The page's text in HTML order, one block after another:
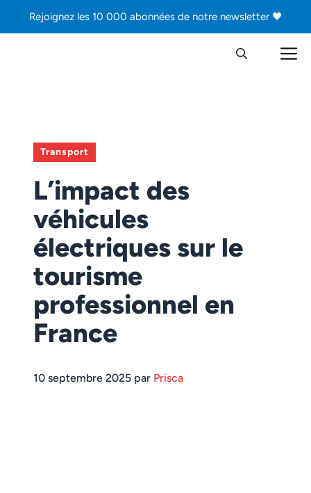
Rejoignez les 10 000 abonnées de notre newsletter 🖤
Transport
L’impact des
véhicules
électriques sur le
tourisme
professionnel en
France
10 septembre 2025 par Prisca